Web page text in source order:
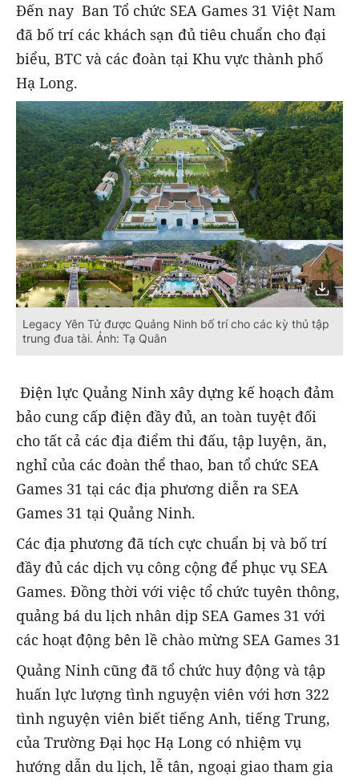
Đến nay Ban Tổ chức SEA Games 31 Việt Nam
đã bố trí các khách sạn đủ tiêu chuẩn cho đại
biểu, BTC và các đoàn tại Khu vực thành phố
Hạ Long.
Legacy Yên Tử được Quảng Ninh bố trí cho các kỳ thủ tập
trung đua tài. Ảnh: Tạ Quân
Điện lực Quảng Ninh xây dựng kế hoạch đảm
bảo cung cấp điện đầy đủ, an toàn tuyệt đối
cho tất cả các địa điểm thi đấu, tập luyện, ăn,
nghỉ của các đoàn thể thao, ban tổ chức SEA
Games 31 tại các địa phương diễn ra SEA
Games 31 tại Quảng Ninh.
Các địa phương đã tích cực chuẩn bị và bố trí
đầy đủ các dịch vụ công cộng để phục vụ SEA
Games. Đồng thời với việc tổ chức tuyên thông,
quảng bá du lịch nhân dịp SEA Games 31 với
các hoạt động bên lề chào mừng SEA Games 31
Quảng Ninh cũng đã tổ chức huy động và tập
huấn lực lượng tình nguyện viên với hơn 322
tình nguyện viên biết tiếng Anh, tiếng Trung,
của Trường Đại học Hạ Long có nhiệm vụ
hướng dẫn du lịch, lễ tân, ngoại giao tham gia